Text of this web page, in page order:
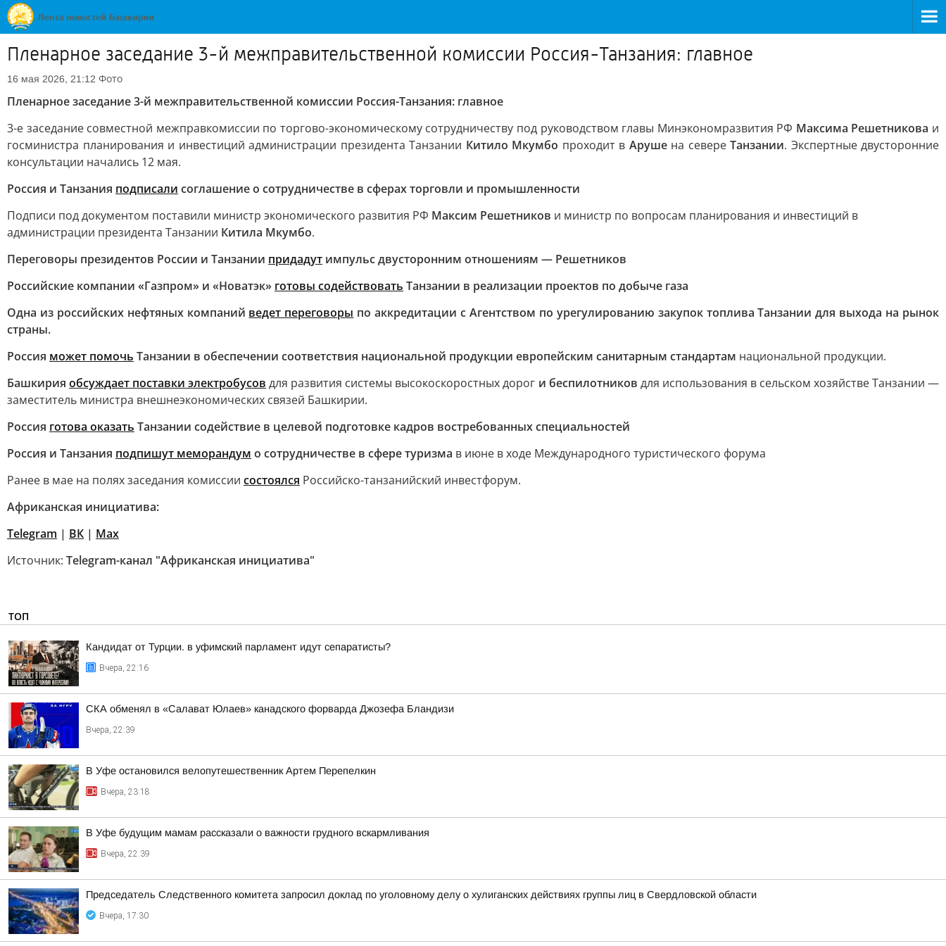
Пленарное заседание 3-й межправительственной комиссии Россия-Танзания: главное
16 мая 2026, 21:12 Фото
Пленарное заседание 3-й межправительственной комиссии Россия-Танзания: главное
3-е заседание совместной межправкомиссии по торгово-экономическому сотрудничеству под руководством главы Минэкономразвития РФ Максима Решетникова и
госминистра планирования и инвестиций администрации президента Танзании Китило Мкумбо проходит в Арушена севере Танзании. Экспертные двусторонние
консультации начались 12 мая.
Россия и Танзания подписали соглашение о сотрудничестве в сферах торговли и промышленности
Подписи под документом поставили министр экономического развития РФ Максим Решетников и министр по вопросам планирования и инвестиций в
администрации президента Танзании Китила Мкумбо.
Переговоры президентов России и Танзании придадут импульс двусторонним отношениям — Решетников
Российские компании «Газпром» и «Новатэк» готовы содействовать Танзании в реализации проектов по добыче газа
Одна из российских нефтяных компаний ведет переговоры по аккредитации с Агентством по урегулированию закупок топлива Танзании для выхода на рынок
страны.
Россия может помочь Танзании в обеспечении соответствия национальной продукции европейским санитарным стандартам национальной продукции.
Башкирияобсуждает поставки электробусов для развития системы высокоскоростных дорог и беспилотников для использования в сельском хозяйстве Танзании —
заместитель министра внешнеэкономических связей Башкирии.
Россия готова оказать Танзании содействие в целевой подготовке кадров востребованных специальностей
Россия и Танзания подпишут меморандум о сотрудничестве в сфере туризма в июне в ходе Международного туристического форума
Ранее в мае на полях заседания комиссии состоялся Российско-танзанийский инвестфорум.
Африканская инициатива:
Telegram | ВК | Max
Источник: Telegram-канал "Африканская инициатива"
ТОП
Кандидат от Турции. в уфимский парламент идут сепаратисты?
Вчера, 22:16
СКА обменял в «Салават Юлаев» канадского форварда Джозефа Бландизи
Вчера, 22:39
В Уфе остановился велопутешественник Артем Перепелкин
Вчера, 23:18
В Уфе будущим мамам рассказали о важности грудного вскармливания
Вчера, 22:39
Председатель Следственного комитета запросил доклад по уголовному делу о хулиганских действиях группы лиц в Свердловской области
Вчера, 17:30